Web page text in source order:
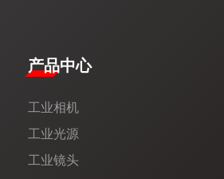
产品中心
工业相机
工业光源
工业镜头